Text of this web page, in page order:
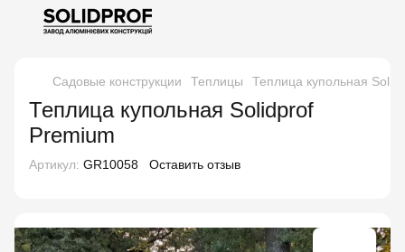
Садовые конструкции Теплицы Теплица купольная
Теплица купольная Solidprof
Premium
Артикул: GR10058 Оставить отзыв